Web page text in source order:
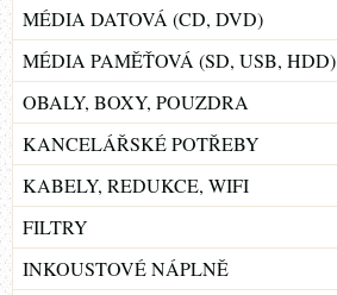
MÉDIA DATOVÁ (CD, DVD)
MÉDIA PAMĚŤOVÁ (SD, USB, HDD)
OBALY, BOXY, POUZDRA
KANCELÁŘSKÉ POTŘEBY
KABELY, REDUKCE, WIFI
FILTRY
INKOUSTOVÉ NÁPLNĚ